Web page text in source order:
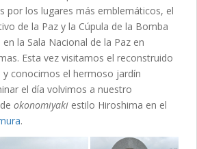
por los lugares más emblemáticos, el
de la Paz y la Cúpula de la Bomba
la Sala Nacional de la Paz en
Esta vez visitamos el reconstruido
y conocimos el hermoso jardín
el día volvimos a nuestro
okonomiyaki estilo Hiroshima en el
.